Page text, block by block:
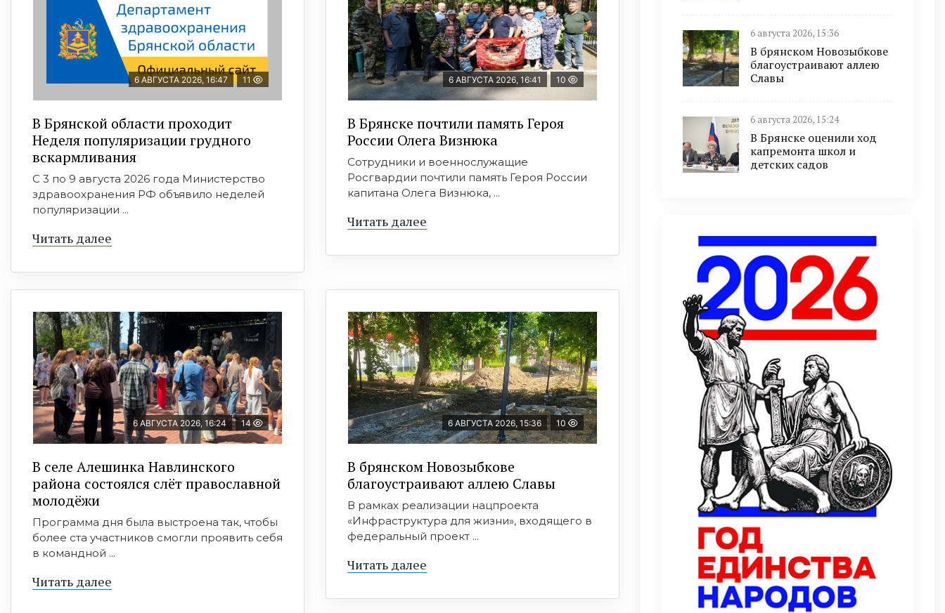
6 АВГУСТА 2026, 16:47 11
В Брянской области проходит
Неделя популяризации грудного
вскармливания
С 3 по 9 августа 2026 года Министерство
здравоохранения РФ объявило неделей
популяризации ...
Читать далее
6 АВГУСТА 2026, 16:41 10
В Брянске почтили память Героя
России Олега Визнюка
Сотрудники и военнослужащие
Росгвардии почтили память Героя России
капитана Олега Визнюка, ...
Читать далее
6 АВГУСТА 2026, 16:24 14
В селе Алешинка Навлинского
района состоялся слёт православной
молодёжи
Программа дня была выстроена так, чтобы
более ста участников смогли проявить себя
в командной ...
Читать далее
6 АВГУСТА 2026, 15:36 10
В брянском Новозыбкове
благоустраивают аллею Славы
В рамках реализации нацпроекта
«Инфраструктура для жизни», входящего в
федеральный проект ...
Читать далее
6 августа 2026, 15:36
В брянском Новозыбкове
благоустраивают аллею
Славы
6 августа 2026, 15:24
В Брянске оценили ход
капремонта школ и
детских садов